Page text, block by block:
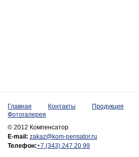
Главная Контакты Продукция
Фотогалерея
© 2012 Компенсатор
E-mail: zakaz@kom-pensator.ru
Телефон:+7 (343) 247 20 99